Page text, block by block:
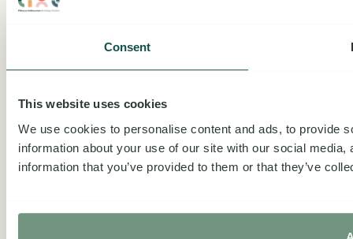
Consent
This website uses cookies
We use cookies to personalise content and ads, to provide
information about your use of our site with our social
information that you’ve provided to them or that they’ve